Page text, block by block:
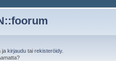
ja kirjaudu tai rekisteröidy.